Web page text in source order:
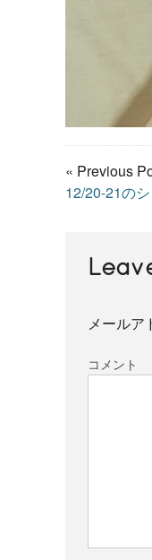
« Previous
12/20-21の
メールア
コメント